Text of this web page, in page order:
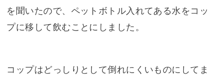
を聞いたので、ペットボトル入れてある水をコッ
プに移して飲むことにしました。
コップはどっしりとして倒れにくいものにしてま